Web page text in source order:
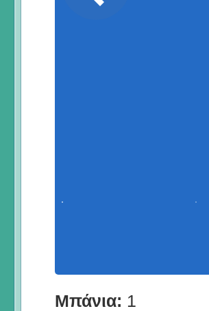
Μπάνια: 1